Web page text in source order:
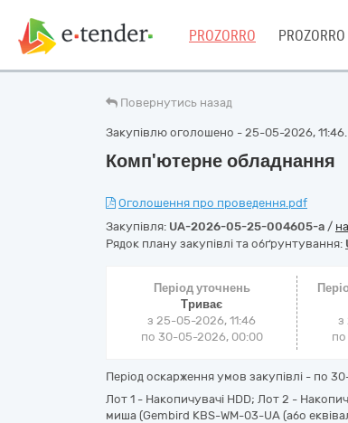
PROZORRO
Повернутись назад
Закупівлю оголошено - 25-05-2026,
Комп'ютерне обладнання
Оголошення про проведення.pdf
Закупівля: UA-2026-05-25-004605-a /
Рядок плану закупівлі та обґрунтування:
Період уточнень
Триває
з 25-05-2026, 11:46
по 30-05-2026, 00:00
з
Період оскарження умов закупівлі - по
Лот 1 - Накопичувачі HDD; Лот 2 -
миша (Gembird KBS-WM-03-UA (або